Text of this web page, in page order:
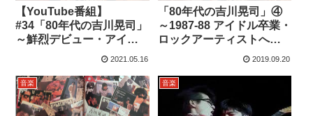
【YouTube番組】
#34「80年代の吉川晃司」
～鮮烈デビュー・アイド
ル期を徹底解剖！
2021.05.16
「80年代の吉川晃司」④
～1987-88 アイドル卒業・
ロックアーティストへの
2019.09.20
音楽 音楽